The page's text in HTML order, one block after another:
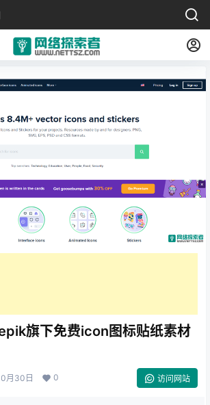
旗下免费icon图标贴纸素材
月30日 0 访问网站